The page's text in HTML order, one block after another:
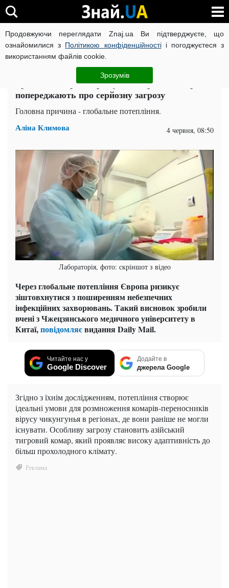
Продовжуючи переглядати Znaj.ua Ви підтверджуєте, що
ознайомилися з Політикою конфіденційностіі погоджуєтеся з
використанням файлів cookie.
Зрозумів
ВІЙНА РОСІЇ ПРОТИ УКРАЇНИ КОРОНАВІРУС В УКРАЇНІ
ЧИТАТЬ НА РУССКОМ
Тропічна хвороба прямує до Європи: лікарі
попереджають про серйозну загрозу
Головна причина - глобальне потепління.
Аліна Климова 4 червня, 08:50
Лабораторія, фото: скріншот з відео
Через глобальне потепління Європа ризикує
зіштовхнутися з поширенням небезпечних
інфекційних захворювань. Такий висновок зробили
вчені з Чжецзянського медичного університету в
Китаї,повідомляєвидання Daily Mail.
Читайте нас у
Google Discover
Додайте в
джерела Google
Згідно з їхнім дослідженням, потепління створює
ідеальні умови для розмноження комарів-переносників
вірусу чикунгунья в регіонах, де вони раніше не могли
існувати. Особливу загрозу становить азійський
тигровий комар, який проявляє високу адаптивність до
більш прохолодного клімату.